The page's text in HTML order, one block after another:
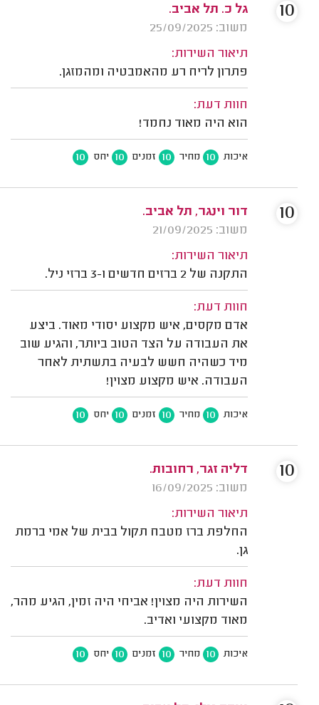
גל כ. תל אביב.
משוב: 25/09/2025
תיאור השירות:
פתרון לריח רע מהאמבטיה ומהמזגן.
חוות דעת:
הוא היה מאוד נחמד!
איכות 10 מחיר 10 זמנים 10 יחס 10
10
דור וינגר, תל אביב.
משוב: 21/09/2025
תיאור השירות:
התקנה של 2 ברזים חדשים ו-3 ברזי ניל.
חוות דעת:
אדם מקסים, איש מקצוע יסודי מאוד. ביצע
את העבודה על הצד הטוב ביותר, והגיע שוב
מיד כשהיה חשש לבעיה בתשתית לאחר
העבודה. איש מקצוע מצוין!
איכות 10 מחיר 10 זמנים 10 יחס 10
10
דליה זגר, רחובות.
משוב: 16/09/2025
תיאור השירות:
החלפת ברז מטבח תקול בבית של אמי ברמת
גן.
חוות דעת:
השירות היה מצוין! אביחי היה זמין, הגיע מהר,
מאוד מקצועי ואדיב.
איכות 10 מחיר 10 זמנים 10 יחס 10
10